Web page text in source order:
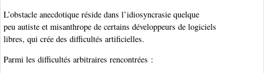
L’obstacle anecdotique réside dans l’idiosyncrasie quelque
peu autiste et misanthrope de certains développeurs de logiciels
libres, qui crée des difficultés artificielles.
Parmi les difficultés arbitraires rencontrées :